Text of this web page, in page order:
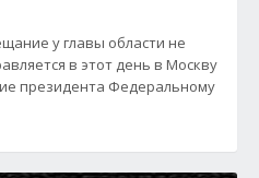
у главы области не
в этот день в Москву
президента Федеральному